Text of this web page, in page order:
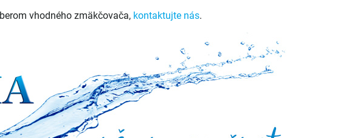
vhodného zmäkčovača, kontaktujte nás.